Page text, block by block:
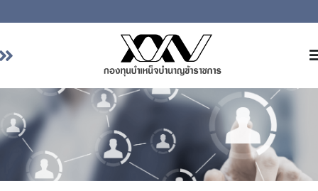
หน้าหลัก
เกี่ยวกับ กบข.
บริการสมาชิก
ลงทุน